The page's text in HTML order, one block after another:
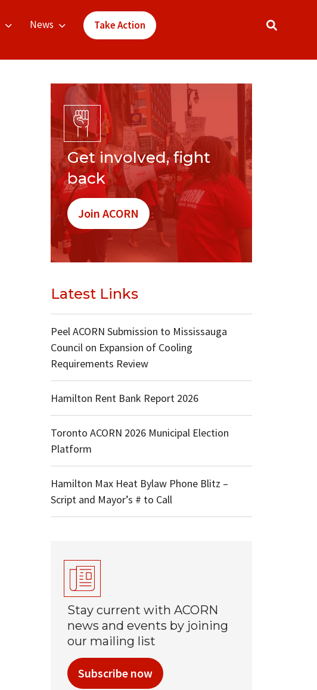
News Take Action
Get involved, fight
back
Join ACORN
Latest Links
Peel ACORN Submission to Mississauga
Council on Expansion of Cooling
Requirements Review
Hamilton Rent Bank Report 2026
Toronto ACORN 2026 Municipal Election
Platform
Hamilton Max Heat Bylaw Phone Blitz –
Script and Mayor’s # to Call
Stay current with ACORN
news and events by joining
our mailing list
Subscribe now